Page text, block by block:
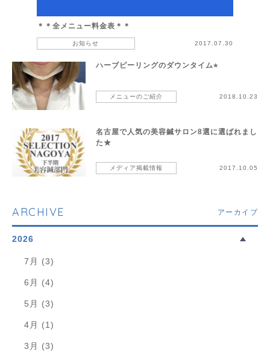
＊＊全メニュー料金表＊＊
お知らせ 2017.07.30
ハーブピーリングのダウンタイム⭐︎
メニューのご紹介 2018.10.23
名古屋で人気の美容鍼サロン8選に選ばれまし
た★
メディア掲載情報 2017.10.05
ARCHIVE アーカイブ
2026
7月 (3)
6月 (4)
5月 (3)
4月 (1)
3月 (3)